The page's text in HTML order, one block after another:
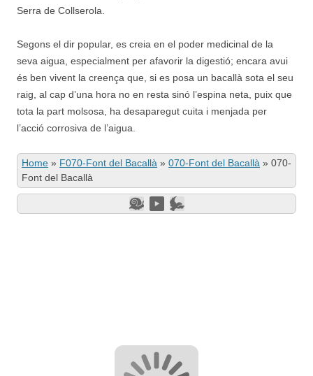
Serra de Collserola.
Segons el dir popular, es creia en el poder medicinal de la
seva aigua, especialment per afavorir la digestió; encara avui
és ben vivent la creença que, si es posa un bacallà sota el seu
raig, al cap d’una hora no en resta sinó l’espina neta, puix que
tota la part molsosa, ha desaparegut cuita i menjada per
l’acció corrosiva de l’aigua.
Home » F070-Font del Bacallà » 070-Font del Bacallà » 070-
Font del Bacallà